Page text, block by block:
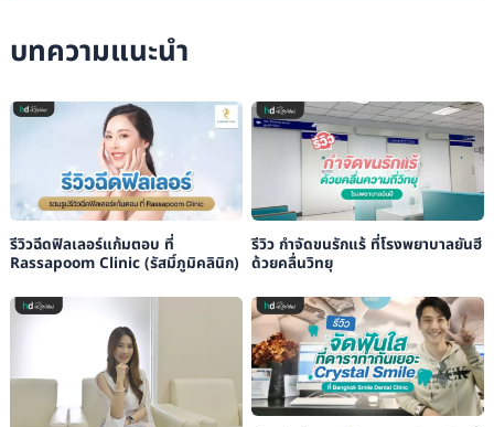
บทความแนะนำ
รีวิวฉีดฟิลเลอร์แก้มตอบ ที่
Rassapoom Clinic (รัสมิ์ภูมิคลินิก)
รีวิว กำจัดขนรักแร้ ที่โรงพยาบาลยันฮี
ด้วยคลื่นวิทยุ